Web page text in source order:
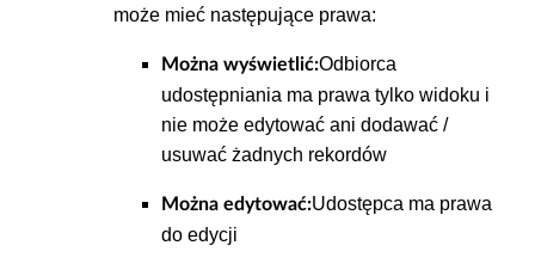
może mieć następujące prawa:
Można wyświetlić:Odbiorca
udostępniania ma prawa tylko widoku i
nie może edytować ani dodawać /
usuwać żadnych rekordów
Można edytować:Udostępca ma prawa
do edycji